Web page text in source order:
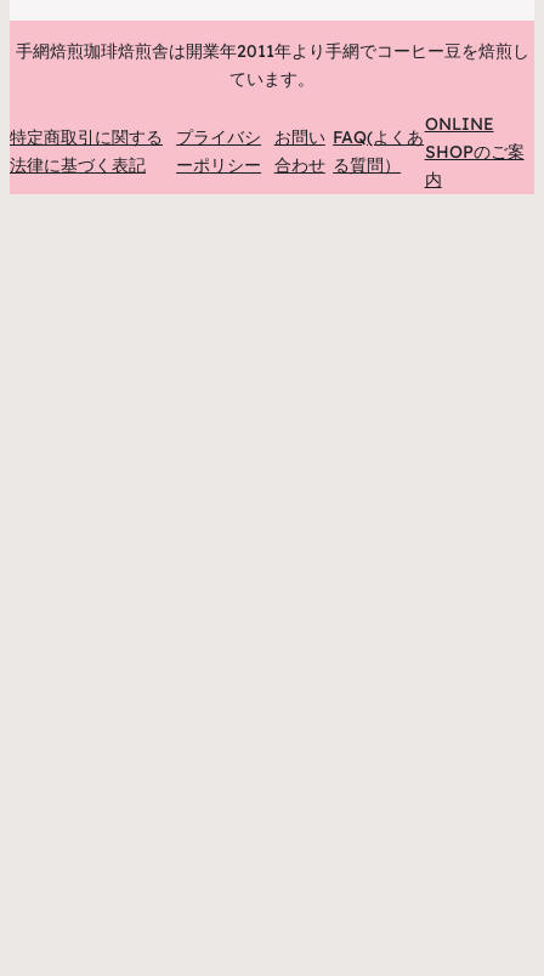
手網焙煎珈琲焙煎舎は開業年2011年より手網でコーヒー豆を焙煎し
ています。
特定商取引に関する
法律に基づく表記
プライバシ
ーポリシー
お問い
合わせ
FAQ(よくあ
る質問）
ONLINE
SHOPのご案
内